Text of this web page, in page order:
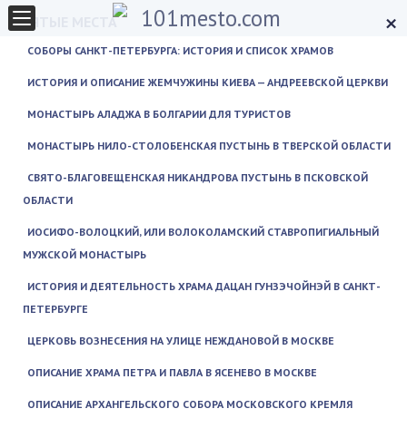
×
СВЯТЫЕ МЕСТА
СОБОРЫ САНКТ-ПЕТЕРБУРГА: ИСТОРИЯ И СПИСОК ХРАМОВ
ИСТОРИЯ И ОПИСАНИЕ ЖЕМЧУЖИНЫ КИЕВА — АНДРЕЕВСКОЙ ЦЕРКВИ
МОНАСТЫРЬ АЛАДЖА В БОЛГАРИИ ДЛЯ ТУРИСТОВ
МОНАСТЫРЬ НИЛО-СТОЛОБЕНСКАЯ ПУСТЫНЬ В ТВЕРСКОЙ ОБЛАСТИ
СВЯТО-БЛАГОВЕЩЕНСКАЯ НИКАНДРОВА ПУСТЫНЬ В ПСКОВСКОЙ
ОБЛАСТИ
ИОСИФО-ВОЛОЦКИЙ, ИЛИ ВОЛОКОЛАМСКИЙ СТАВРОПИГИАЛЬНЫЙ
МУЖСКОЙ МОНАСТЫРЬ
ИСТОРИЯ И ДЕЯТЕЛЬНОСТЬ ХРАМА ДАЦАН ГУНЗЭЧОЙНЭЙ В САНКТ-
ПЕТЕРБУРГЕ
ЦЕРКОВЬ ВОЗНЕСЕНИЯ НА УЛИЦЕ НЕЖДАНОВОЙ В МОСКВЕ
ОПИСАНИЕ ХРАМА ПЕТРА И ПАВЛА В ЯСЕНЕВО В МОСКВЕ
ОПИСАНИЕ АРХАНГЕЛЬСКОГО СОБОРА МОСКОВСКОГО КРЕМЛЯ